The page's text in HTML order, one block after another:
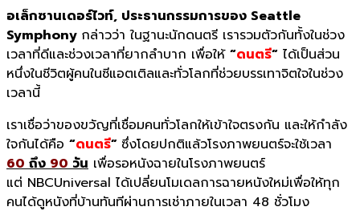
อเล็กซานเดอร์ไวท์, ประธานกรรมการของ Seattle
Symphony กล่าวว่า ในฐานะนักดนตรี เรารวมตัวกันทั้งในช่วง
เวลาที่ดีและช่วงเวลาที่ยากลำบาก เพื่อให้ “ดนตรี“ ได้เป็นส่วน
หนึ่งในชีวิตผู้คนในซีแอตเติลและทั่วโลกที่ช่วยบรรเทาจิตใจในช่วง
เวลานี้
เราเชื่อว่าของขวัญที่เชื่อมคนทั่วโลกให้เข้าใจตรงกัน และให้กำลัง
ใจกันได้คือ “ดนตรี” ซึ่งโดยปกติแล้วโรงภาพยนตร์จะใช้เวลา
60 ถึง 90 วัน เพื่อรอหนังฉายในโรงภาพยนตร์
แต่ NBCUniversal ได้เปลี่ยนโมเดลการฉายหนังใหม่เพื่อให้ทุก
คนได้ดูหนังที่บ้านทันทีผ่านการเช่าภายในเวลา 48 ชั่วโมง